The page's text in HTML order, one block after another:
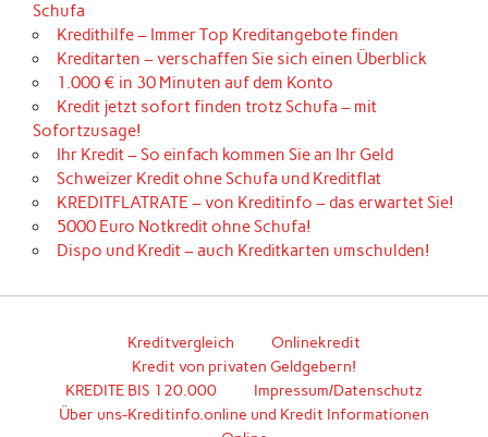
Schufa
Kredithilfe – Immer Top Kreditangebote finden
Kreditarten – verschaffen Sie sich einen Überblick
1.000 € in 30 Minuten auf dem Konto
Kredit jetzt sofort finden trotz Schufa – mit
Sofortzusage!
Ihr Kredit – So einfach kommen Sie an Ihr Geld
Schweizer Kredit ohne Schufa und Kreditflat
KREDITFLATRATE – von Kreditinfo – das erwartet Sie!
5000 Euro Notkredit ohne Schufa!
Dispo und Kredit – auch Kreditkarten umschulden!
Kreditvergleich
Onlinekredit
Kredit von privaten Geldgebern!
KREDITE BIS 120.000
Impressum/Datenschutz
Über uns-Kreditinfo.online und Kredit Informationen